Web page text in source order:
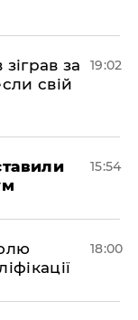
за
свій
19:02
15:54
18:00